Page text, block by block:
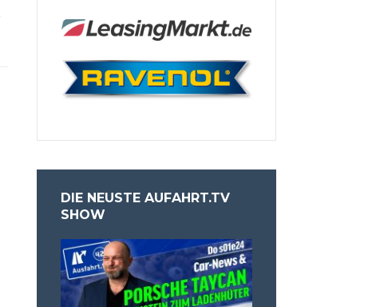
DIE NEUSTE AUFAHRT.TV
SHOW